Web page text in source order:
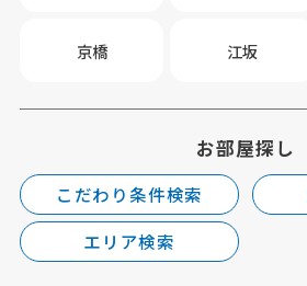
京橋 江坂
お部屋探し
こだわり条件検索
エリア検索